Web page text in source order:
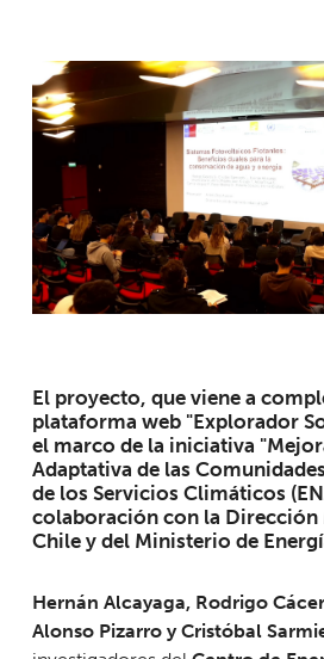
El proyecto, que viene a
plataforma web "Explorador
el marco de la iniciativa
Adaptativa de las
de los Servicios Climáticos
colaboración con la
Chile y del Ministerio de
Hernán Alcayaga, Rodrigo
Alonso Pizarro y Cristóbal